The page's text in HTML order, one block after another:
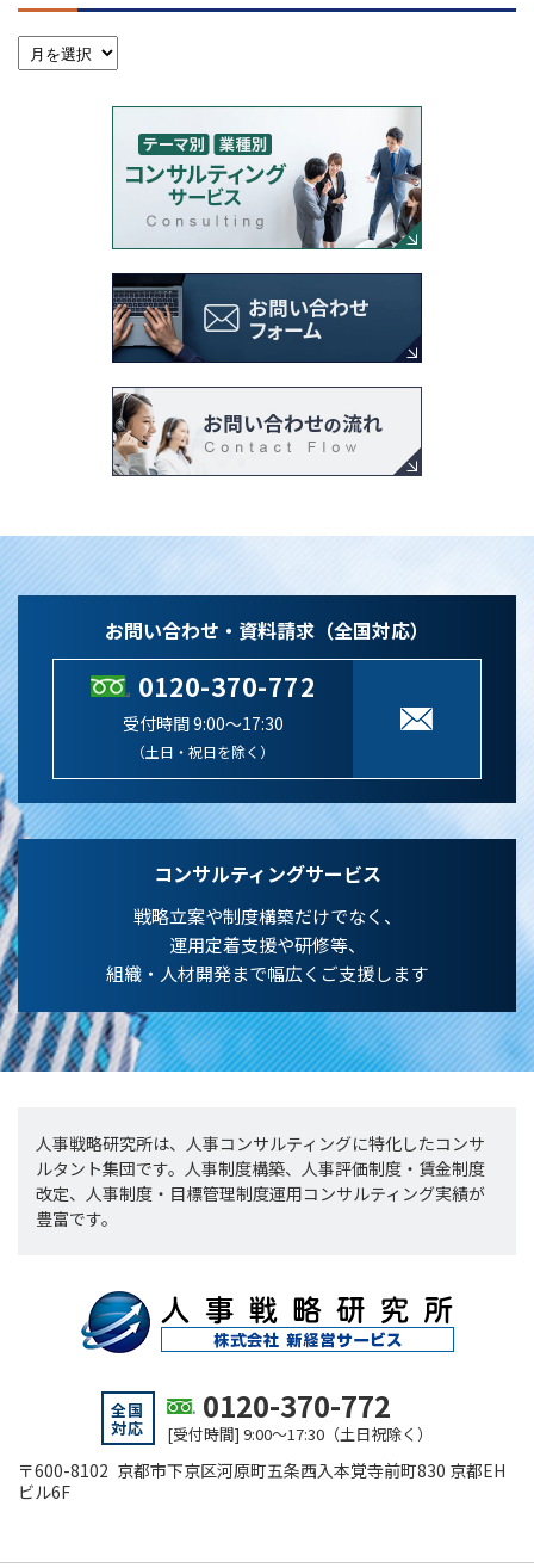
お問い合わせ・資料請求（全国対応）
0120-370-772
受付時間 9:00～17:30
（土日・祝日を除く）
コンサルティングサービス
戦略立案や制度構築だけでなく、
運用定着支援や研修等、
組織・人材開発まで幅広くご支援します
人事戦略研究所は、人事コンサルティングに特化したコンサ
ルタント集団です。人事制度構築、人事評価制度・賃金制度
改定、人事制度・目標管理制度運用コンサルティング実績が
豊富です。
全国
対応
0120-370-772
[受付時間] 9:00～17:30（土日祝除く）
〒600-8102 京都市下京区河原町五条西入本覚寺前町830 京都EH
ビル6F